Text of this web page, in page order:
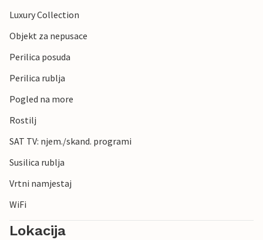
Luxury Collection
Objekt za nepusace
Perilica posuda
Perilica rublja
Pogled na more
Rostilj
SAT TV: njem./skand. programi
Susilica rublja
Vrtni namjestaj
WiFi
Lokacija